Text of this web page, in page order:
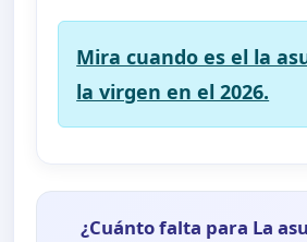
Mira cuando es el la
la virgen en el 2026.
¿Cuánto falta para La